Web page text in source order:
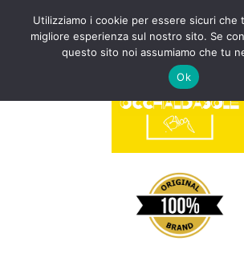
Utilizziamo i cookie per essere sicuri che
migliore esperienza sul nostro sito. Se
questo sito noi assumiamo che tu
Ok